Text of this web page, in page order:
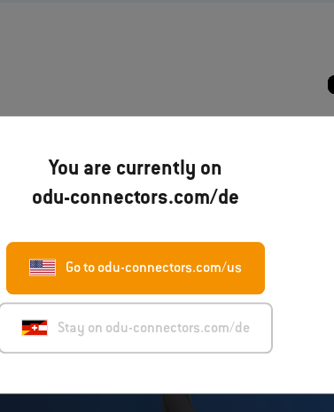
You are currently on
odu-connectors.com/de
Go to odu-connectors.com/us
Stay on odu-connectors.com/de
ODU AMC® Military Applications–
Broschüre